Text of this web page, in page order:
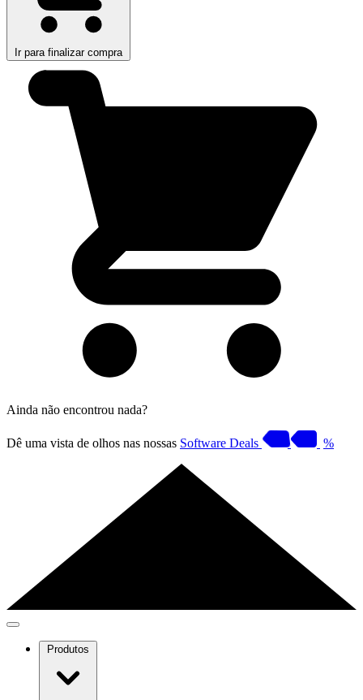
Ir para finalizar compra
Ainda não encontrou nada?
Dê uma vista de olhos nas nossas Software Deals %
Produtos